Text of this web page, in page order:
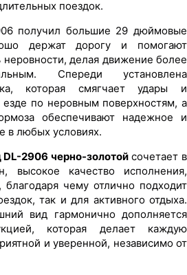
поездок.
получил большие 29 дюймовые
держат дорогу и помогают
неровности, делая движение более
Спереди установлена
которая смягчает удары и
по неровным поверхностям, а
обеспечивают надежное и
в любых условиях.
DL-2906 черно-золотойсочетает в
высокое качество исполнения,
чему отлично подходит
так и для активного отдыха.
вид гармонично дополняется
которая делает каждую
и уверенной, независимо от